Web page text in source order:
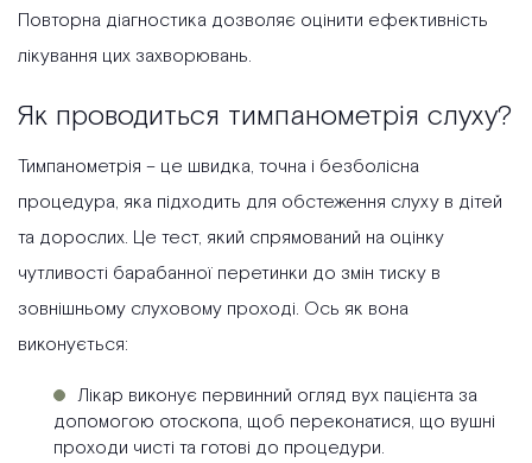
Повторна діагностика дозволяє оцінити ефективність
лікування цих захворювань.
Як проводиться тимпанометрія слуху?
Тимпанометрія – це швидка, точна і безболісна
процедура, яка підходить для обстеження слуху в дітей
та дорослих. Це тест, який спрямований на оцінку
чутливості барабанної перетинки до змін тиску в
зовнішньому слуховому проході. Ось як вона
виконується:
Лікар виконує первинний огляд вух пацієнта за
допомогою отоскопа, щоб переконатися, що вушні
проходи чисті та готові до процедури.